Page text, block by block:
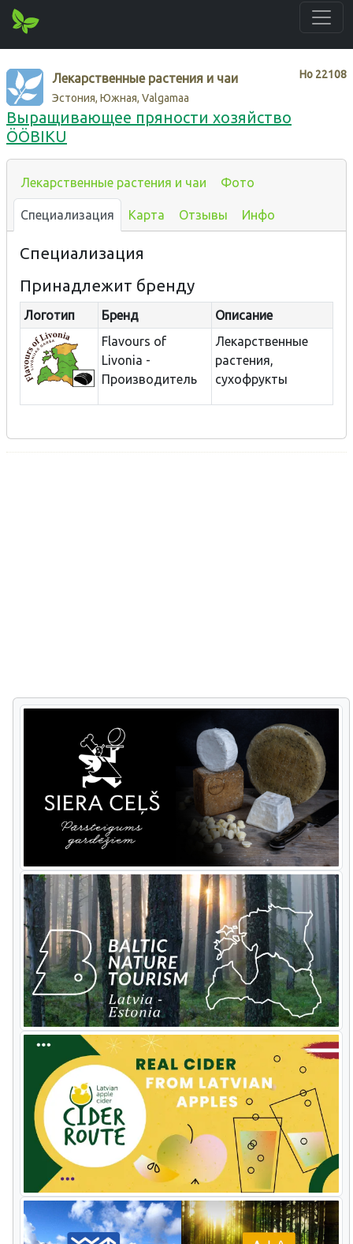
Нo 22108
Лекарственные растения и чаи
Эстония, Южная, Valgamaa
Выращивающее пряности хозяйство
ÖÖBIKU
Лекарственные растения и чаи Фото
Специализация Карта Отзывы Инфо
Специализация
Принадлежит бренду
Логотип Бренд
Описание
Flavours of
Livonia -
Производитель
Лекарственные
растения,
сухофрукты